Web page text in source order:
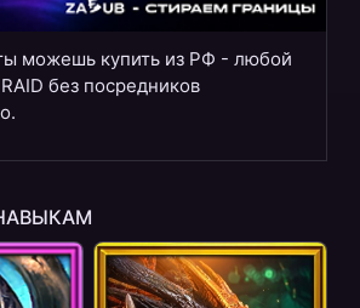
можешь купить из РФ - любой
без посредников